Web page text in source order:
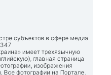
субъектов в сфере медиа
имеет трехязычную
главная страница
изображения
Все фотографии на Портале,